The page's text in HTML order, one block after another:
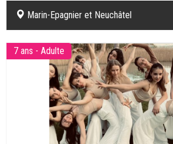
Marin-Epagnier et Neuchâtel
7 ans - Adulte